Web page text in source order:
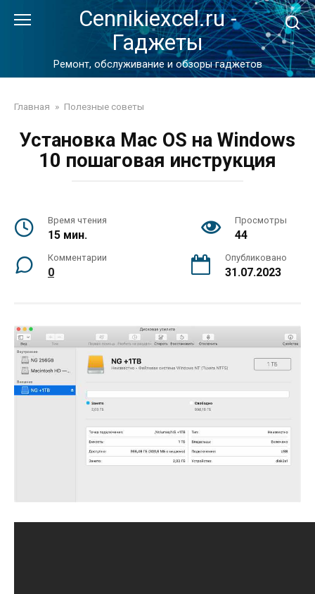
Cennikiexcel.ru -
Гаджеты
Ремонт, обслуживание и обзоры гаджетов
Главная » Полезные советы
Установка Mac OS на Windows
10 пошаговая инструкция
Время чтения
15 мин.
Просмотры
44
Комментарии
0
Опубликовано
31.07.2023